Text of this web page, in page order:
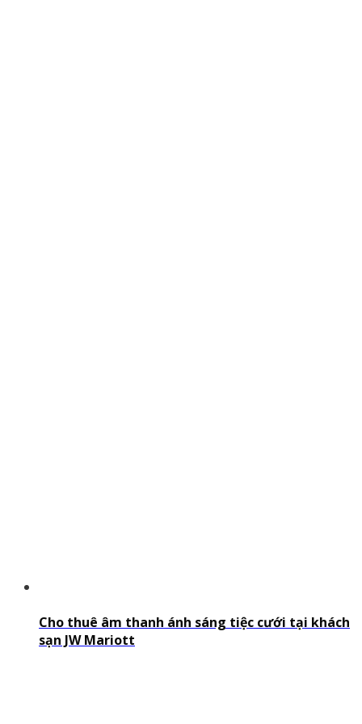
Cho thuê âm thanh ánh sáng tiệc cưới tại khách
sạn JW Mariott